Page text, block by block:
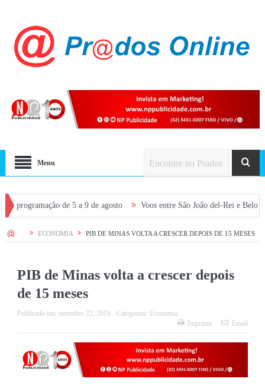
Menu
de 5 a 9 de agosto Voos entre São João del-Rei e Belo Horizonte
HOME ECONOMIA PIB DE MINAS VOLTA A CRESCER DEPOIS DE 15 MESES
PIB de Minas volta a crescer depois
de 15 meses
Publicado em: setembro 22, 2016 Categorias: Economia
Imprimir
Email